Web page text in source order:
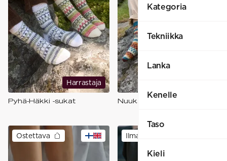
Kategoria
Tekniikka
Lanka
Kenelle
Taso
Kieli
Harrastaja
Pyhä-Häkki -sukat Nuuksio-sukat
Ostettava Ilmainen